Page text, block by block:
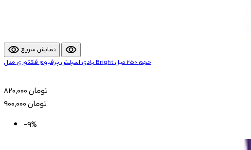
visibility نمایش سریع visibility
بادی اسپلش پرفیوم فکتوری مدل Bright حجم 250 میل
820,000 تومان
900,000 تومان
-9%